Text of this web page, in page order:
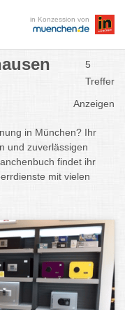
in Konzession von
5
Treffer
Anzeigen
in München? Ihr
und zuverlässigen
findet ihr
mit vielen